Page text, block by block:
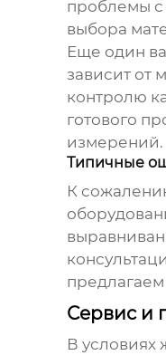
проблемы с
выбора
Еще один
зависит от
контролю
готового
измерений.
Типичные
К
Сервис и
В условиях